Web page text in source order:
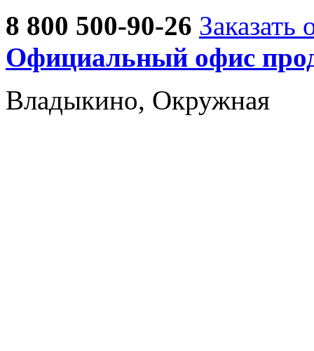
8 800 500-90-26 Заказать
Официальный офис
Владыкино, Окружная